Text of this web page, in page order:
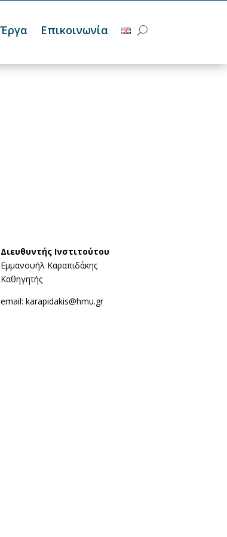
Έργα Επικοινωνία
Διευθυντής Ινστιτούτου
Eμμανουήλ Καραπιδάκης
Καθηγητής
email: karapidakis@hmu.gr